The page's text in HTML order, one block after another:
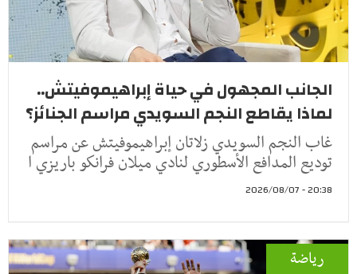
الجانب المجهول في حياة إبراهيموفيتش..
لماذا يقاطع النجم السويدي مراسم الجنائز؟
غاب النجم السويدي زلاتان إبراهيموفيتش عن مراسم
توديع المدافع الأسطوري لنادي ميلان فرانكو باريزي ا
20:38 - 2026/08/07
رياضة